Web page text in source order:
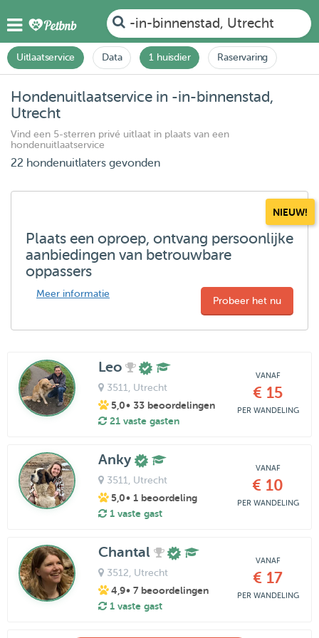
-in-binnenstad, Utrecht
Uitlaatservice Data 1 huisdier Raservaring
Hondenuitlaatservice in -in-binnenstad,
Utrecht
Vind een 5-sterren privé uitlaat in plaats van een
hondenuitlaatservice
22 hondenuitlaters gevonden
NIEUW!
Plaats een oproep, ontvang persoonlijke
aanbiedingen van betrouwbare
oppassers
Meer informatie
Probeer het nu
Leo
3511 , Utrecht
5,0• 33 beoordelingen
21 vaste gasten
VANAF
€ 15
PER WANDELING
Anky
3511 , Utrecht
5,0• 1 beoordeling
1 vaste gast
VANAF
€ 10
PER WANDELING
Chantal
3512 , Utrecht
4,9• 7 beoordelingen
1 vaste gast
VANAF
€ 17
PER WANDELING